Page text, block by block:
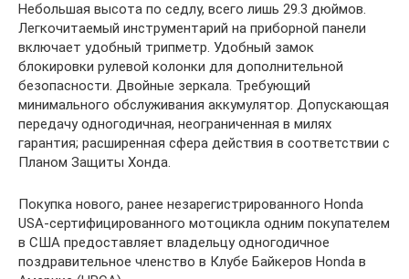
Небольшая высота по седлу, всего лишь 29.3 дюймов.
Легкочитаемый инструментарий на приборной панели
включает удобный трипметр. Удобный замок
блокировки рулевой колонки для дополнительной
безопасности. Двойные зеркала. Требующий
минимального обслуживания аккумулятор. Допускающая
передачу одногодичная, неограниченная в милях
гарантия; расширенная сфера действия в соответствии с
Планом Защиты Хонда.
Покупка нового, ранее незарегистрированного Honda
USA-сертифицированного мотоцикла одним покупателем
в США предоставляет владельцу одногодичное
поздравительное членство в Клубе Байкеров Honda в